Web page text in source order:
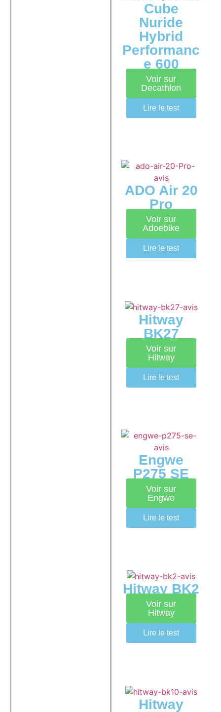
Cube
Nuride
Hybrid
Performanc
e 600
Voir sur
Decathlon
Lire le test
ADO Air 20
Pro
Voir sur
Adoebike
Lire le test
Hitway
BK27
Voir sur
Hitway
Lire le test
Engwe
P275 SE
Voir sur
Engwe
Lire le test
Hitway BK2
Voir sur
Hitway
Lire le test
Hitway